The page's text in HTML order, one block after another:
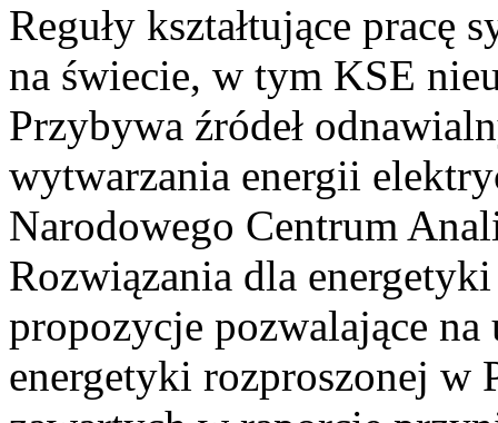
Reguły kształtujące pracę
na świecie, w tym KSE
Przybywa źródeł
wytwarzania energii
Narodowego Centrum
Rozwiązania dla
propozycje pozwalające
energetyki rozproszonej w